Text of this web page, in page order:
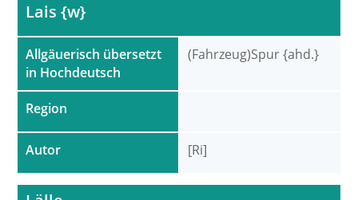
Allgäuerisch übersetzt
in Hochdeutsch
Region
Autor
Lais {w}
(Fahrzeug)Spur {ahd.}
[Ri]